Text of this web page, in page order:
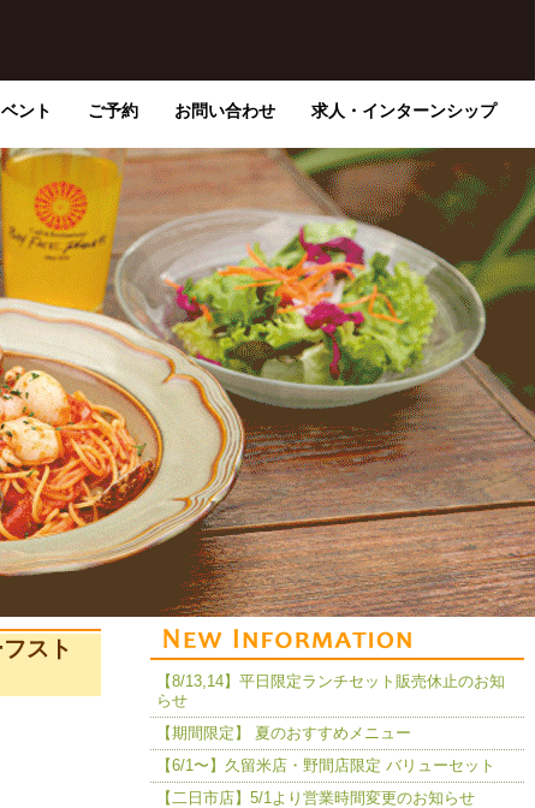
ント ご予約 お問い合わせ 求人・インターンシップ
スト
【8/13,14】平日限定ランチセット販売休止のお知
らせ
【期間限定】 夏のおすすめメニュー
【6/1〜】久留米店・野間店限定 バリューセット
【二日市店】5/1より営業時間変更のお知らせ